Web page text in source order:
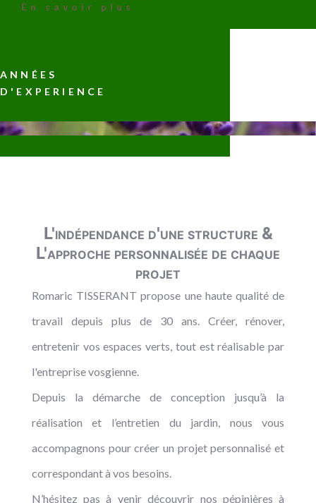
En savoir plus
ANNÉES
D'EXPERIENCE
L'indépendance d'une structure &
L'approche personnalisée de chaque
projet
Romaric TISSERANT propose une haute qualité de
travail depuis plus de 30 ans. Créer, rénover,
entretenir vos espaces verts, tout est réalisable par
l'entreprise vosgienne.
Depuis la démarche de conception jusqu’à la
réalisation et l’entretien du jardin, nous vous
accompagnons pour créer un projet personnalisé et
correspondant à vos besoins.
N’hésitez pas à venir découvrir nos pépinières à